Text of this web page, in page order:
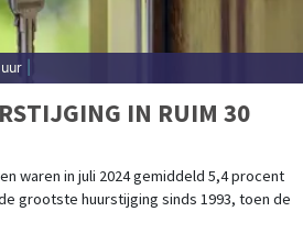
IN RUIM 30
waren in juli 2024 gemiddeld 5,4 procent
grootste huurstijging sinds 1993, toen de